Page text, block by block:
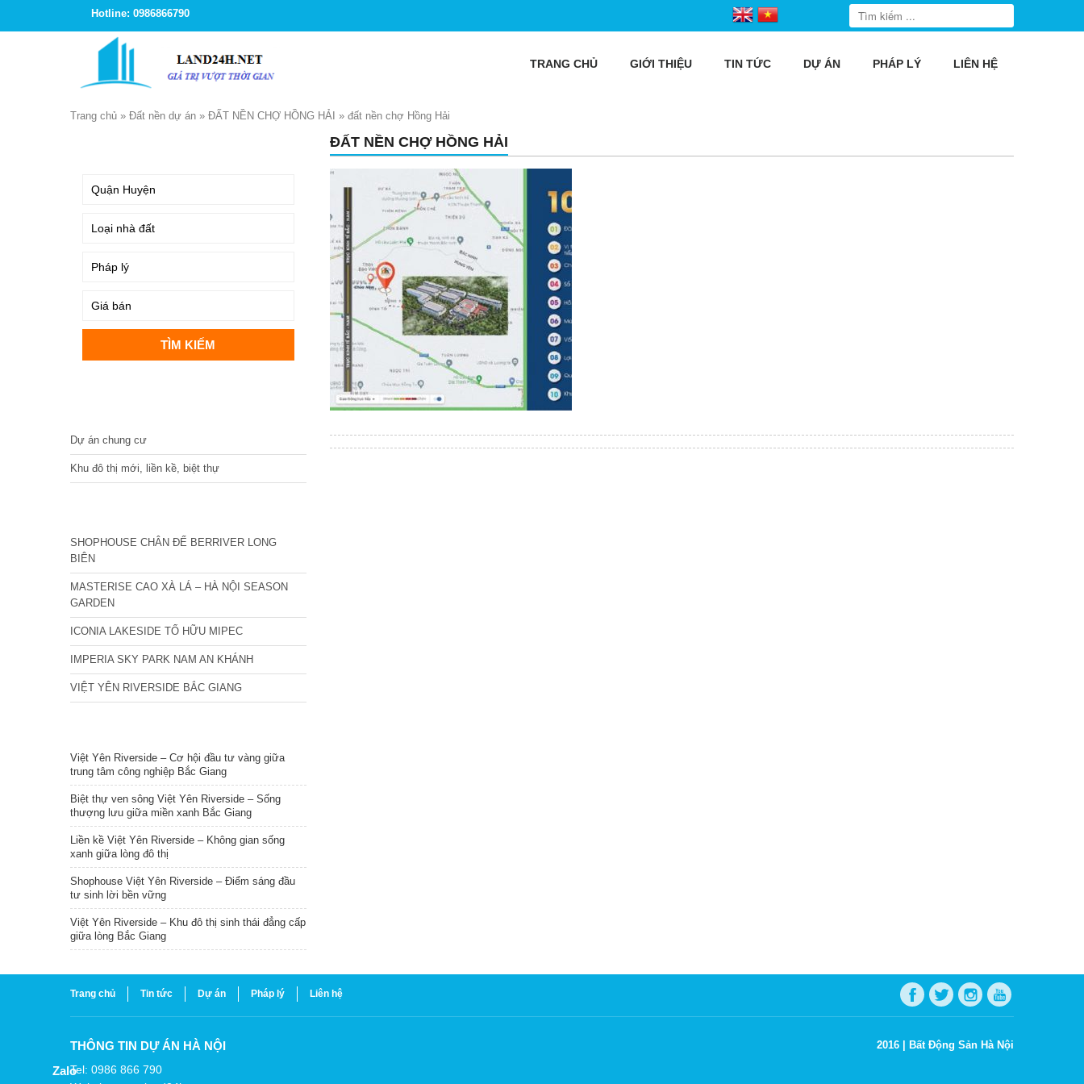
Hotline: 0986866790
TRANG CHỦ GIỚI THIỆU TIN TỨC DỰ ÁN PHÁP LÝ LIÊN HỆ
Trang chủ » Đất nền dự án » ĐẤT NỀN CHỢ HỒNG HẢI » đất nền chợ Hồng Hải
ĐẤT NỀN CHỢ HỒNG HẢI
Dự án chung cư
Khu đô thị mới, liền kề, biệt thự
SHOPHOUSE CHÂN ĐẾ BERRIVER LONG
BIÊN
MASTERISE CAO XÀ LÁ – HÀ NỘI SEASON
GARDEN
ICONIA LAKESIDE TỐ HỮU MIPEC
IMPERIA SKY PARK NAM AN KHÁNH
VIỆT YÊN RIVERSIDE BẮC GIANG
Việt Yên Riverside – Cơ hội đầu tư vàng giữa
trung tâm công nghiệp Bắc Giang
Biệt thự ven sông Việt Yên Riverside – Sống
thượng lưu giữa miền xanh Bắc Giang
Liền kề Việt Yên Riverside – Không gian sống
xanh giữa lòng đô thị
Shophouse Việt Yên Riverside – Điểm sáng đầu
tư sinh lời bền vững
Việt Yên Riverside – Khu đô thị sinh thái đẳng cấp
giữa lòng Bắc Giang
Trang chủ Tin tức Dự án Pháp lý Liên hệ
THÔNG TIN DỰ ÁN HÀ NỘI
Tel: 0986 866 790
2016 | Bất Động Sản Hà Nội
Zalo